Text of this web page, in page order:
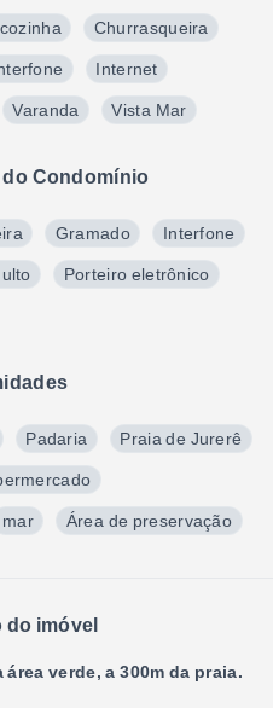
Churrasqueira
Internet
Varanda Vista Mar
Condomínio
Gramado Interfone
Porteiro eletrônico
Padaria Praia de Jurerê
mar Área de preservação
do imóvel
verde, a 300m da praia.